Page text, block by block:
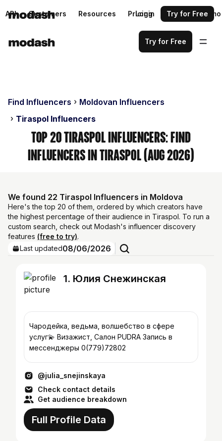
API Customers Resources Pricing Request a demo
Login Try for Free
Try for Free
Find Influencers
Moldovan Influencers
Tiraspol Influencers
Top 20 Tiraspol Influencers: Find
Influencers in Tiraspol (Aug 2026)
We found 22 Tiraspol Influencers in Moldova
Here's the top 20 of them, ordered by which creators have
the highest percentage of their audience in Tiraspol. To run a
custom search, check out Modash's influencer discovery
features (free to try).
Last updated08/06/2026
1. Юлия Снежинская
Чародейка, ведьма, волшебство в сфере
услуг💫 Визажист, Салон PUDRA Запись в
мессенджеры 0(779)72802
@julia_snejinskaya
Check contact details
Get audience breakdown
Full Profile Data